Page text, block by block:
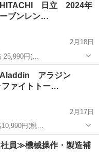
HITACHI 日立 2024年
ブンレン…
2月18日
25,990円(…
家電
Aladdin アラジン
ァイトトー…
2月17日
10,990円(税…
ン家電 商品
員≫機械操作・製造補